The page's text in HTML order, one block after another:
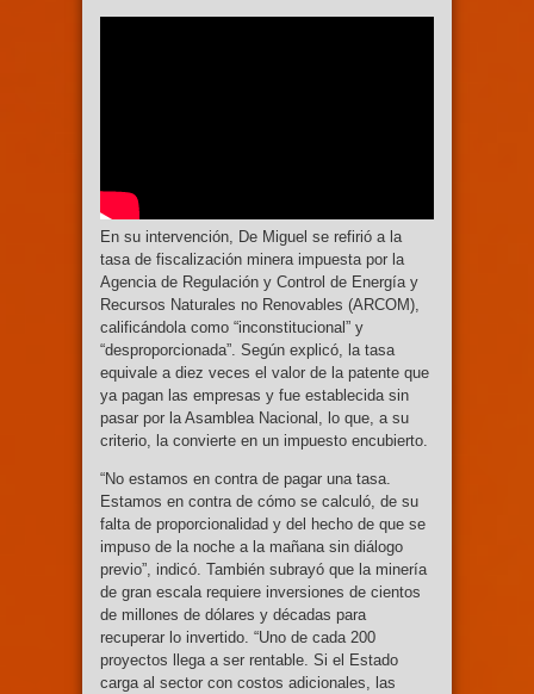
En su intervención, De Miguel se refirió a la
tasa de fiscalización minera impuesta por la
Agencia de Regulación y Control de Energía y
Recursos Naturales no Renovables (ARCOM),
calificándola como “inconstitucional” y
“desproporcionada”. Según explicó, la tasa
equivale a diez veces el valor de la patente que
ya pagan las empresas y fue establecida sin
pasar por la Asamblea Nacional, lo que, a su
criterio, la convierte en un impuesto encubierto.
“No estamos en contra de pagar una tasa.
Estamos en contra de cómo se calculó, de su
falta de proporcionalidad y del hecho de que se
impuso de la noche a la mañana sin diálogo
previo”, indicó. También subrayó que la minería
de gran escala requiere inversiones de cientos
de millones de dólares y décadas para
recuperar lo invertido. “Uno de cada 200
proyectos llega a ser rentable. Si el Estado
carga al sector con costos adicionales, las